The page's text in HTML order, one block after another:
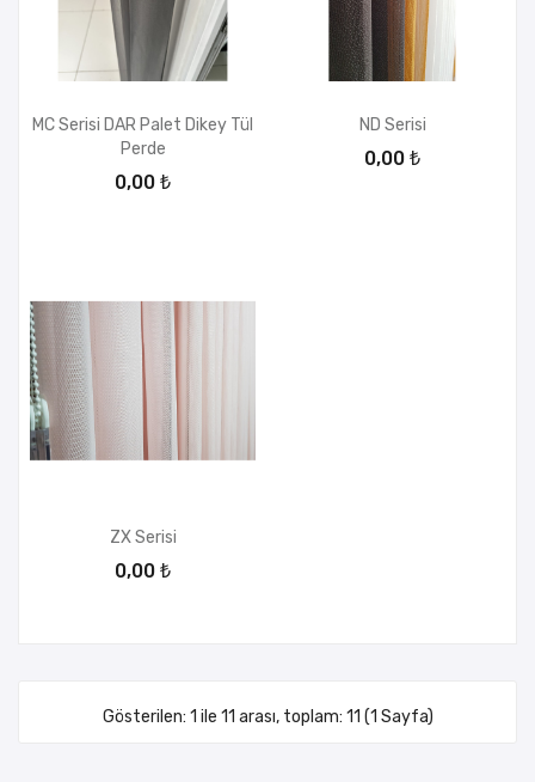
MC Serisi DAR Palet Dikey Tül
Perde
0,00 ₺
ND Serisi
0,00 ₺
ZX Serisi
0,00 ₺
Gösterilen: 1 ile 11 arası, toplam: 11 (1 Sayfa)